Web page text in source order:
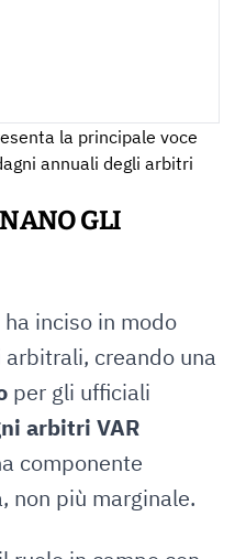
la principale voce
annuali degli arbitri
GLI
ha inciso in modo
creando una
per gli ufficiali
arbitri VAR
componente
non più marginale.